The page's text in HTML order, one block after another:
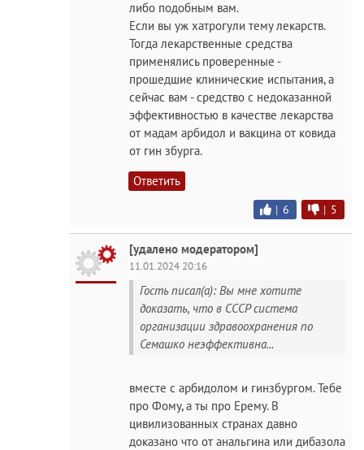
либо подобным вам.
Если вы уж хатрогули тему лекарств.
Тогда лекарственные средства
применялись проверенные -
прошедшие клинические испытания, а
сейчас вам - средство с недоказанной
эффективностью в качестве лекарства
от мадам арбидол и вакцина от ковида
от гин збурга.
Ответить
| 6 | 5
[удалено модератором]
11.01.2024 20:16
Гость писал(а): Вы мне хотите
доказать, что в СССР система
организации здравоохранения по
Семашко неэффективна...
вместе с арбидолом и гинзбургом. Тебе
про Фому, а ты про Ерему. В
цивилизованных странах давно
доказано что от анальгина или дибазола